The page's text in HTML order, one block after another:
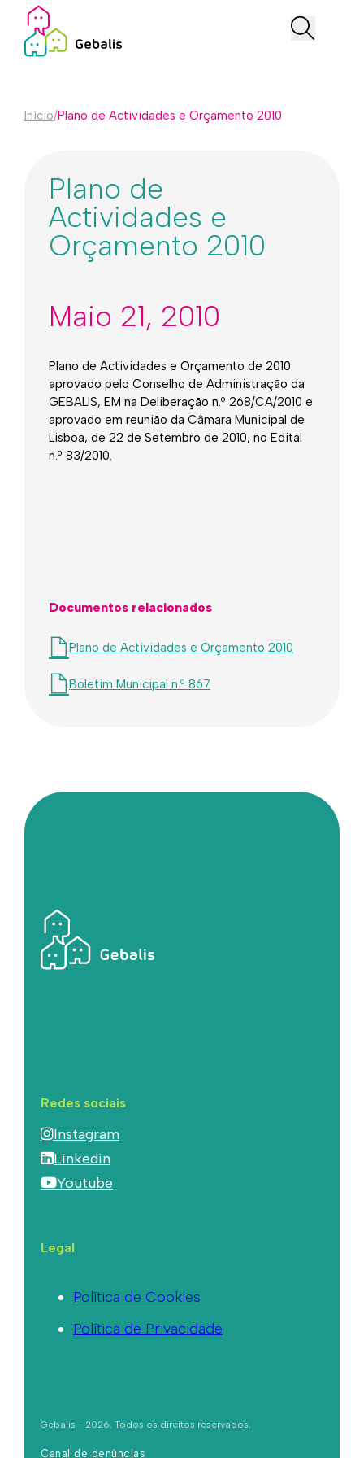
Início/Plano de Actividades e Orçamento 2010
Plano de
Actividades e
Orçamento 2010
Maio 21, 2010
​​​​​​​​​​​Plano de Actividades e Orçamento de 2010
aprovado pelo Conselho de Administração da
GEBALIS, EM na Deliberação n.º 268/CA/2010 e
aprovado em reunião da Câmara Municipal de
Lisboa, de 22 de Setembro de 2010, no Edital
n.º 83/2010.
Documentos relacionados
Plano de Actividades e Orçamento 2010
Boletim Municipal n.º 867
Redes sociais
Instagram
Linkedin
Youtube
Legal
Política de Cookies
Política de Privacidade
Gebalis - 2026. Todos os direitos reservados.
Canal de denúncias